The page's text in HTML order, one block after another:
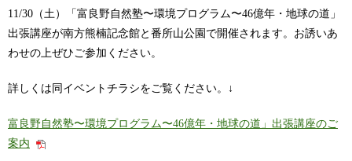
11/30（土）「富良野自然塾〜環境プログラム〜46億年・地球の道」
出張講座が南方熊楠記念館と番所山公園で開催されます。お誘いあ
わせの上ぜひご参加ください。
詳しくは同イベントチラシをご覧ください。↓
富良野自然塾〜環境プログラム〜46億年・地球の道」出張講座のご
案内